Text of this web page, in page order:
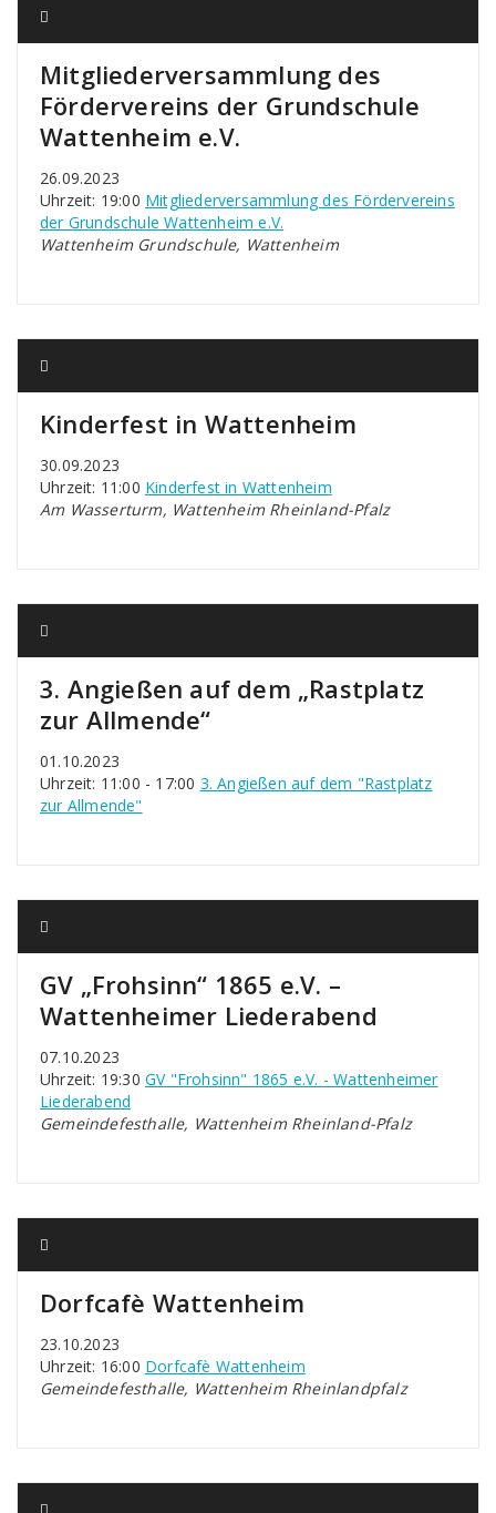
Mitgliederversammlung des
Fördervereins der Grundschule
Wattenheim e.V.
26.09.2023
Uhrzeit: 19:00 Mitgliederversammlung des Fördervereins
der Grundschule Wattenheim e.V.
Wattenheim Grundschule, Wattenheim
Kinderfest in Wattenheim
30.09.2023
Uhrzeit: 11:00 Kinderfest in Wattenheim
Am Wasserturm, Wattenheim Rheinland-Pfalz
3. Angießen auf dem „Rastplatz
zur Allmende“
01.10.2023
Uhrzeit: 11:00 - 17:00 3. Angießen auf dem "Rastplatz
zur Allmende"
GV „Frohsinn“ 1865 e.V. –
Wattenheimer Liederabend
07.10.2023
Uhrzeit: 19:30 GV "Frohsinn" 1865 e.V. - Wattenheimer
Liederabend
Gemeindefesthalle, Wattenheim Rheinland-Pfalz
Dorfcafè Wattenheim
23.10.2023
Uhrzeit: 16:00 Dorfcafè Wattenheim
Gemeindefesthalle, Wattenheim Rheinlandpfalz